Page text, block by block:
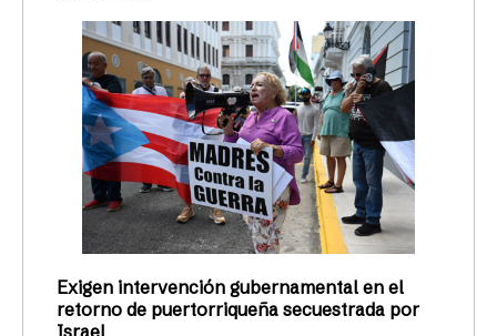
Exigen intervención gubernamental en el
retorno de puertorriqueña secuestrada por
Israel